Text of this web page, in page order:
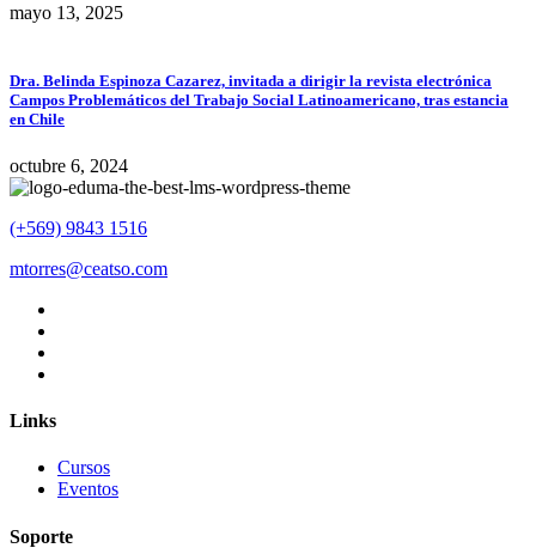
mayo 13, 2025
Dra. Belinda Espinoza Cazarez, invitada a dirigir la revista electrónica
Campos Problemáticos del Trabajo Social Latinoamericano, tras estancia
en Chile
octubre 6, 2024
(+569) 9843 1516
mtorres@ceatso.com
Links
Cursos
Eventos
Soporte